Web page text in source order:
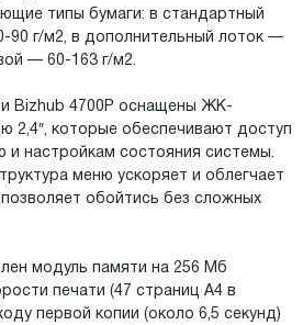
типы бумаги: в стандартный
90 г/м2, в дополнительный лоток —
— 60-163 г/м2.
Bizhub 4700P оснащены ЖК-
2,4″, которые обеспечивают доступ
и настройкам состояния системы.
меню ускоряет и облегчает
обойтись без сложных
модуль памяти на 256 Мб
печати (47 страниц А4 в
первой копии (около 6,5 секунд)